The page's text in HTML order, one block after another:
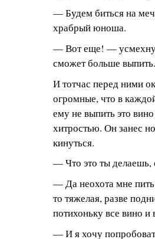
— Будем биться на
храбрый юноша.
— Вот еще! —
сможет больше выпить.
И тотчас перед ними
огромные, что в
ему не выпить это
хитростью. Он занес
кинуться.
— Что это ты
— Да неохота мне
то тяжелая, разве
потихоньку все вино
— И я хочу